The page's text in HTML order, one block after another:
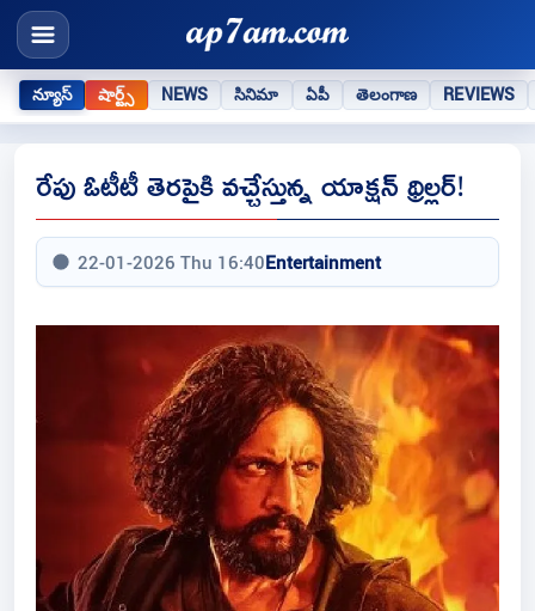
న్యూస్ షార్ట్స్ NEWS సినిమా ఏపీ తెలంగాణ REVIEWS
రేపు ఓటీటీ తెరపైకి వచ్చేస్తున్న యాక్షన్ థ్రిల్లర్!
22-01-2026 Thu 16:40Entertainment